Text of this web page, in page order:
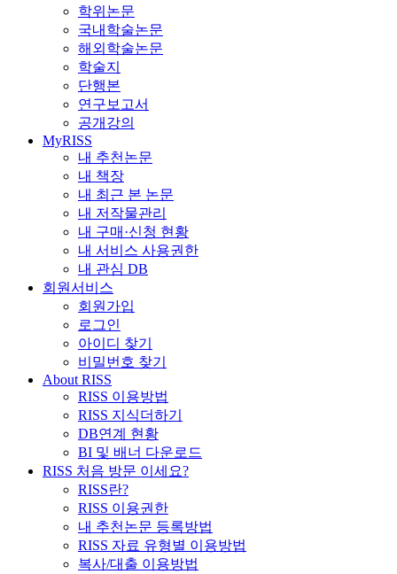
학위논문
국내학술논문
해외학술논문
학술지
단행본
연구보고서
공개강의
MyRISS
내 추천논문
내 책장
내 최근 본 논문
내 저작물관리
내 구매·신청 현황
내 서비스 사용권한
내 관심 DB
회원서비스
회원가입
로그인
아이디 찾기
비밀번호 찾기
About RISS
RISS 이용방법
RISS 지식더하기
DB연계 현황
BI 및 배너 다운로드
RISS 처음 방문 이세요?
RISS란?
RISS 이용권한
내 추천논문 등록방법
RISS 자료 유형별 이용방법
복사/대출 이용방법